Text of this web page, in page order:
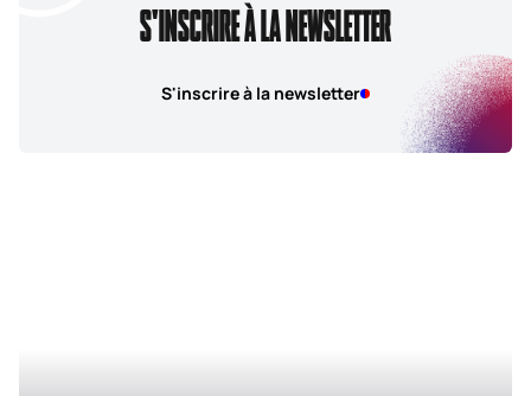
S'INSCRIRE À LA NEWSLETTER
S'inscrire à la newsletter